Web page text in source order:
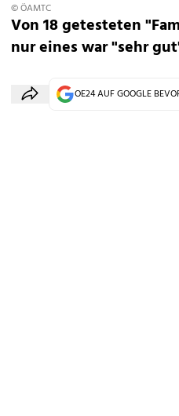
© ÖAMTC
Von 18 getesteten
nur eines war "sehr
OE24 AUF GOOGLE